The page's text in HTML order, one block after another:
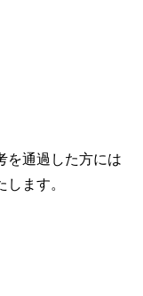
を通過した方には
ます。